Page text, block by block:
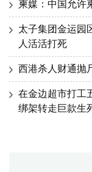
柬媒：中国允许
太子集团金运园
人活活打死
西港杀人财通抛
在金边超市打工
绑架转走巨款生